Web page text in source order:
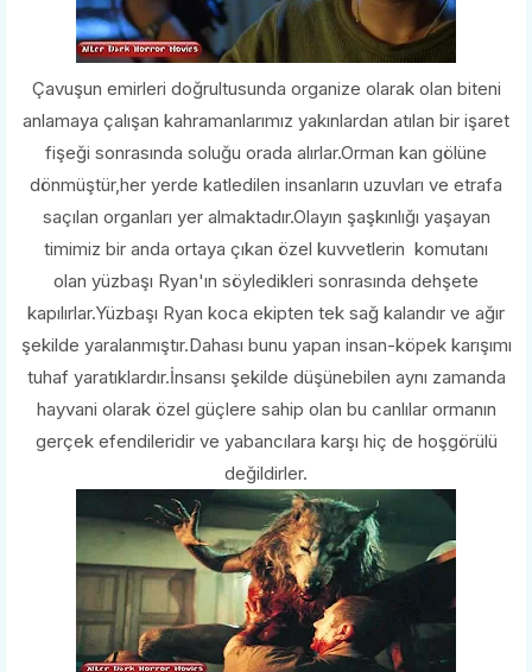
Çavuşun emirleri doğrultusunda organize olarak olan biteni
anlamaya çalışan kahramanlarımız yakınlardan atılan bir işaret
fişeği sonrasında soluğu orada alırlar.Orman kan gölüne
dönmüştür,her yerde katledilen insanların uzuvları ve etrafa
saçılan organları yer almaktadır.Olayın şaşkınlığı yaşayan
timimiz bir anda ortaya çıkan özel kuvvetlerin komutanı
olan yüzbaşı Ryan'ın söyledikleri sonrasında dehşete
kapılırlar.Yüzbaşı Ryan koca ekipten tek sağ kalandır ve ağır
şekilde yaralanmıştır.Dahası bunu yapan insan-köpek karışımı
tuhaf yaratıklardır.İnsansı şekilde düşünebilen aynı zamanda
hayvani olarak özel güçlere sahip olan bu canlılar ormanın
gerçek efendileridir ve yabancılara karşı hiç de hoşgörülü
değildirler.